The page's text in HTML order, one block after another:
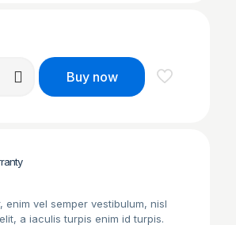
Buy now
enim vel semper vestibulum, nisl
a iaculis turpis enim id turpis.